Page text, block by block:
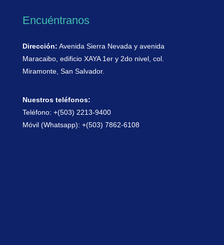
Encuéntranos
Dirección: Avenida Sierra Nevada y avenida
Maracaibo, edificio XAYA 1er y 2do nivel, col.
Miramonte, San Salvador.
Nuestros teléfonos:
Teléfono: +(503) 2213-9400
Móvil (Whatsapp): +(503) 7862-6108